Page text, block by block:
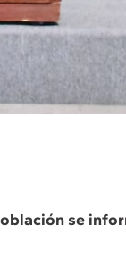
se